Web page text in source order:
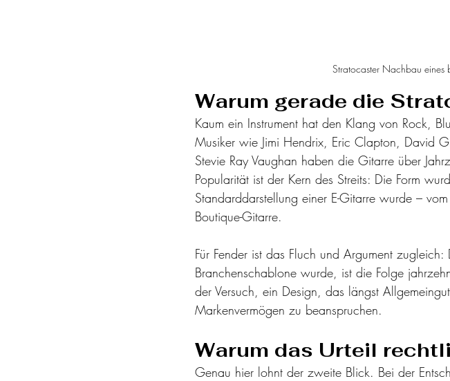
Stratocaster Nachbau eines
Warum gerade die
Kaum ein Instrument hat den Klang von Rock,
Musiker wie Jimi Hendrix, Eric Clapton, David
Stevie Ray Vaughan haben die Gitarre über
Popularität ist der Kern des Streits: Die Form
Standarddarstellung einer E-Gitarre wurde –
Boutique-Gitarre.
Für Fender ist das Fluch und Argument
Branchenschablone wurde, ist die Folge
der Versuch, ein Design, das längst
Markenvermögen zu beanspruchen.
Warum das Urteil
Genau hier lohnt der zweite Blick. Bei der